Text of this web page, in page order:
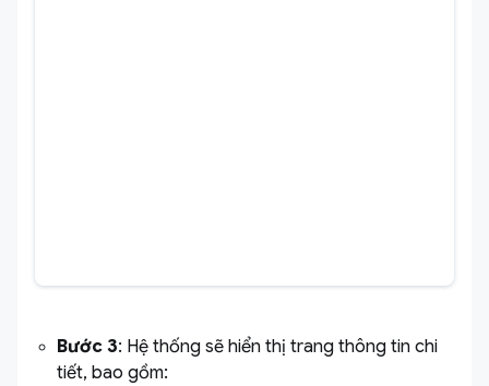
Bước 3: Hệ thống sẽ hiển thị trang thông tin chi
tiết, bao gồm: